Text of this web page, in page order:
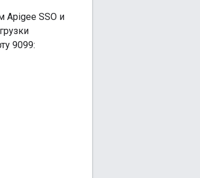
Apigee SSO и
9099: